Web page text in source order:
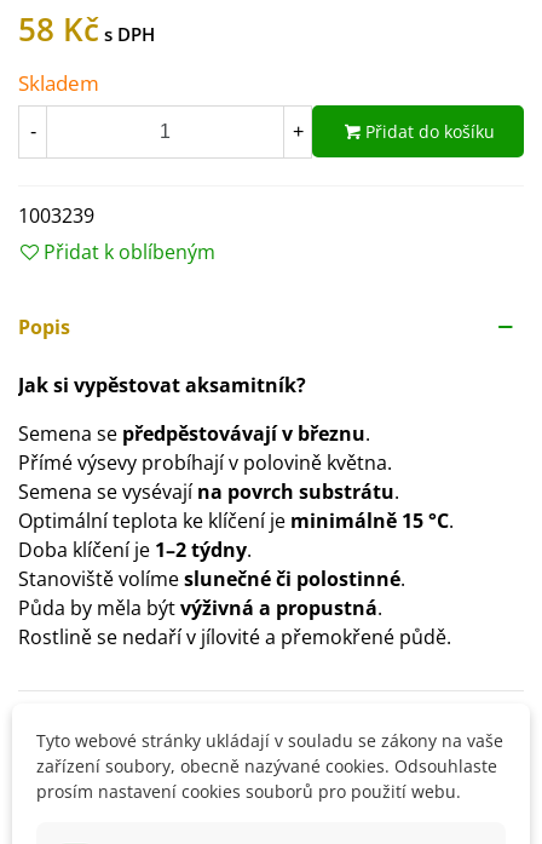
58 Kč
Skladem
- + Přidat do košíku
1003239
Přidat k oblíbeným
Popis
Jak si vypěstovat aksamitník?
Semena se předpěstovávají v březnu.
Přímé výsevy probíhají v polovině května.
Semena se vysévajína povrch substrátu.
Optimální teplota ke klíčení je minimálně 15 °C.
Doba klíčení je 1–2 týdny.
Stanoviště volímeslunečné či polostinné.
Půda by měla býtvýživná a propustná.
Rostlině se nedaří v jílovité a přemokřené půdě.
SOUVISEJÍCÍ PRODUKTY
Tyto webové stránky ukládají v souladu se zákony na vaše
zařízení soubory, obecně nazývané cookies. Odsouhlaste
prosím nastavení cookies souborů pro použití webu.